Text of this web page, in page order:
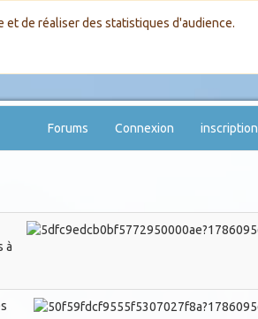
de réaliser des statistiques d'audience.
Forums Connexion inscription
à